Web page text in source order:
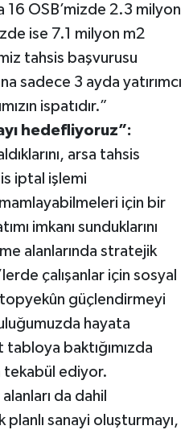
OSB’mizde 2.3 milyon
ise 7.1 milyon m2
tahsis başvurusu
sadece 3 ayda yatırımcı
ispatıdır.”
hedefliyoruz”:
arsa tahsis
iptal işlemi
için bir
imkanı sunduklarını
alanlarında stratejik
çalışanlar için sosyal
topyekûn güçlendirmeyi
hayata
baktığımızda
tekabül ediyor.
da dahil
sanayi oluşturmayı,